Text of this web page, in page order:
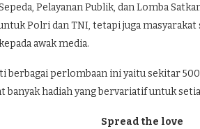
Pelayanan Publik, dan Lomba
Polri dan TNI, tetapi juga masyarakat
awak media.
berbagai perlombaan ini yaitu sekitar
banyak hadiah yang bervariatif untuk
Spread the love